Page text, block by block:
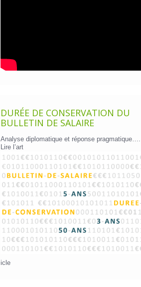
DURÉE DE CONSERVATION DU
BULLETIN DE SALAIRE
Analyse diplomatique et réponse pragmatique….
Lire l’art
icle